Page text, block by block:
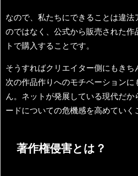
なので、私たちにできることは違法
のではなく、公式から販売された作
トで購入することです。
そうすればクリエイター側にもきち
次の作品作りへのモチベーションに
ん。ネットが発展している現代だか
ードについての危機感を高めていく
著作権侵害とは？